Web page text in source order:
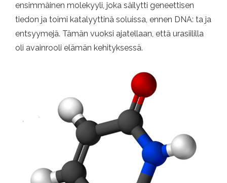
ensimmäinen molekyyli, joka säilytti geneettisen
tiedon ja toimi katalyyttinä soluissa, ennen DNA: ta ja
entsyymejä. Tämän vuoksi ajatellaan, että urasiililla
oli avainrooli elämän kehityksessä.